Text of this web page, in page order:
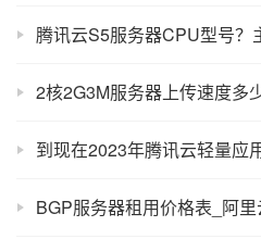
腾讯云S5服务器CPU型号？
2核2G3M服务器上传速度多
BGP服务器租用价格表_阿